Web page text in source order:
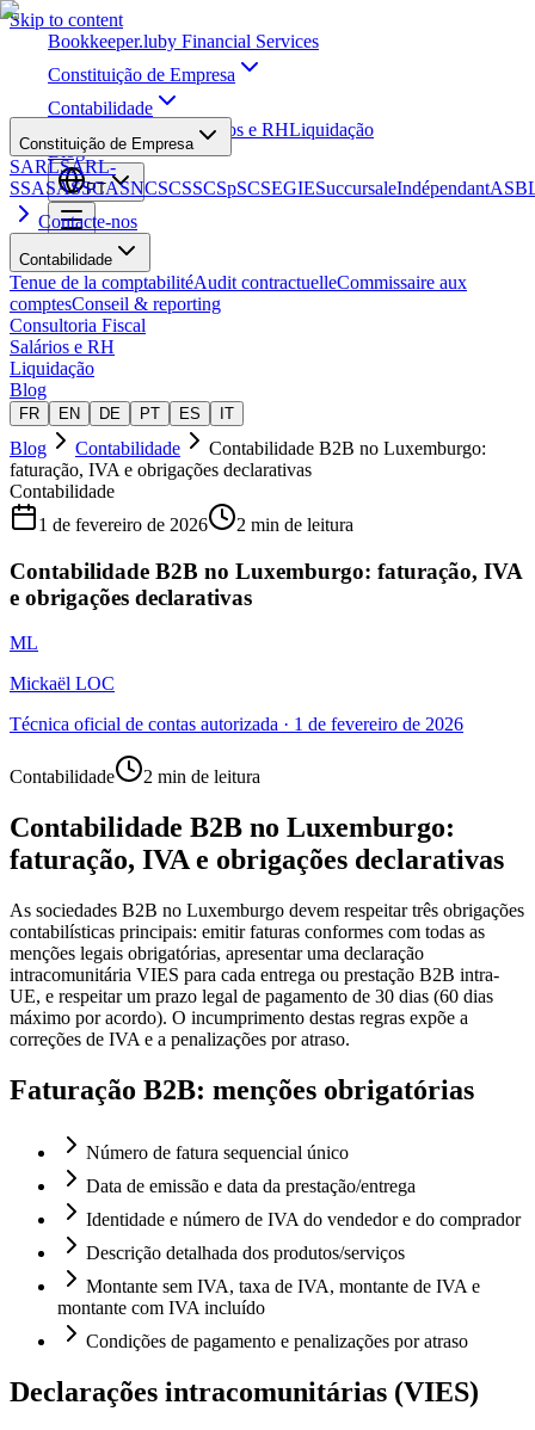
Skip to content
Bookkeeper.luby Financial Services
Constituição de Empresa
Contabilidade
Salários e RHLiquidação
Blog
PT
Constituição de Empresa
SARLSARL-
SSASASSCASNCSCSSCSpSCSEGIESuccursaleIndépendant
Contacte-nos
Contabilidade
Tenue de la comptabilitéAudit contractuelleCommissaire aux
comptesConseil & reporting
Consultoria Fiscal
Salários e RH
Liquidação
Blog
FR EN DE PT ES IT
Blog Contabilidade
Contabilidade B2B no Luxemburgo:
faturação, IVA e obrigações declarativas
Contabilidade
1 de fevereiro de 2026
2 min de leitura
Contabilidade B2B no Luxemburgo: faturação, IVA
e obrigações declarativas
ML
Mickaël LOC
Técnica oficial de contas autorizada · 1 de fevereiro de 2026
Contabilidade 2 min de leitura
Contabilidade B2B no Luxemburgo:
faturação, IVA e obrigações declarativas
As sociedades B2B no Luxemburgo devem respeitar três obrigações
contabilísticas principais: emitir faturas conformes com todas as
menções legais obrigatórias, apresentar uma declaração
intracomunitária VIES para cada entrega ou prestação B2B intra-
UE, e respeitar um prazo legal de pagamento de 30 dias (60 dias
máximo por acordo). O incumprimento destas regras expõe a
correções de IVA e a penalizações por atraso.
Faturação B2B: menções obrigatórias
Número de fatura sequencial único
Data de emissão e data da prestação/entrega
Identidade e número de IVA do vendedor e do comprador
Descrição detalhada dos produtos/serviços
Montante sem IVA, taxa de IVA, montante de IVA e
montante com IVA incluído
Condições de pagamento e penalizações por atraso
Declarações intracomunitárias (VIES)